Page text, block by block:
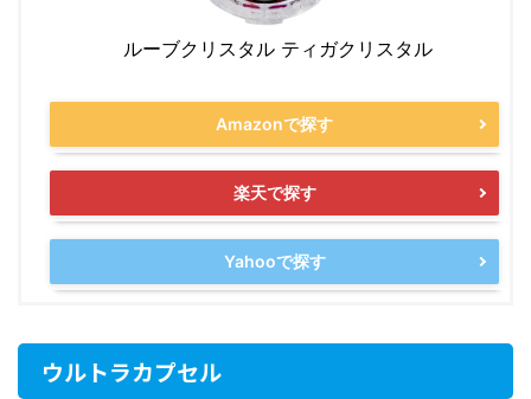
ルーブクリスタル ティガクリスタル
Amazonで探す
楽天で探す
Yahooで探す
ウルトラカプセル